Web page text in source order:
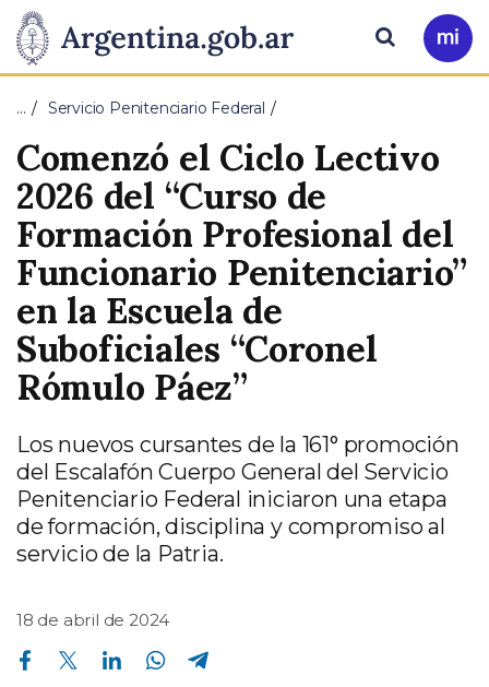
Presidencia
de
la
Nación
Pasar al contenido principal
Ir
a
Buscar
… Servicio Penitenciario Federal
Comenzó el Ciclo Lectivo
2026 del “Curso de
Formación Profesional del
Funcionario Penitenciario”
en la Escuela de
Suboficiales “Coronel
Rómulo Páez”
Los nuevos cursantes de la 161° promoción
del Escalafón Cuerpo General del Servicio
Penitenciario Federal iniciaron una etapa
de formación, disciplina y compromiso al
servicio de la Patria.
18 de abril de 2024
Compartir en Facebook Compartir en Twitter Compartir en Linkedin Compartir en Whatsapp